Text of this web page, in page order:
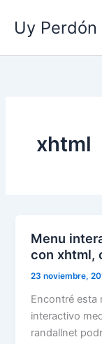
contenido
Uy Perdón
xhtml
Menu
con xhtml,
23 noviembre,
Encontré esta
interactivo
randallnet